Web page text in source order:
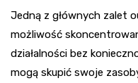
Jedną z głównych zalet
możliwość
działalności bez
mogą skupić swoje